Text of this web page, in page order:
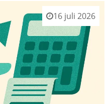
16 juli 2026